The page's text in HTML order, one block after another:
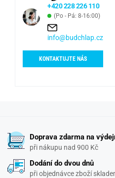
+420 228 226 110
(Po - Pá: 8-16:00)
info@budchlap.cz
KONTAKTUJTE NÁS
Doprava zdarma na
při nákupu nad 900 Kč
Dodání do dvou dnů
při objednávce zboží